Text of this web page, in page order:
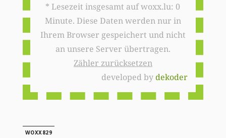
* Lesezeit insgesamt auf woxx.lu: 0
Minute. Diese Daten werden nur in
Ihrem Browser gespeichert und nicht
an unsere Server übertragen.
Zähler zurücksetzen
developed bydekoder
WOXX829